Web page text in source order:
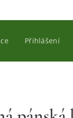
Přihlášení